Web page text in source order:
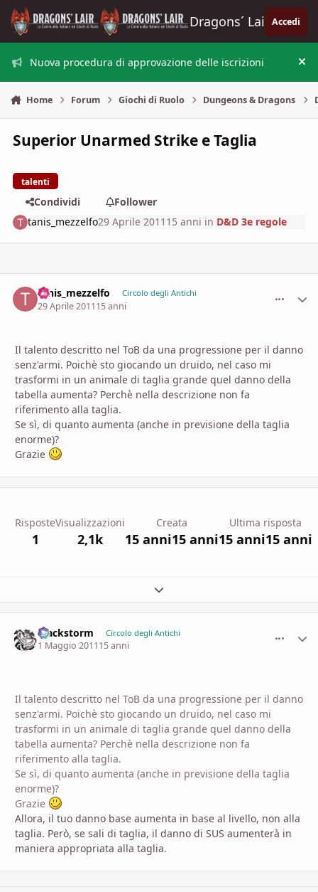
Vai al contenuto
Dragons´ Lair Accedi
Nuova procedura di approvazione delle iscrizioni
Home Forum Giochi di Ruolo Dungeons & Dragons
Superior Unarmed Strike e Taglia
talenti
Condividi
Follower
tanis_mezzelfo29 Aprile 2011 15 anni in D&D 3e regole
tanis_mezzelfo Circolo degli Antichi
29 Aprile 201115 anni
Il talento descritto nel ToB da una progressione per il danno
senz'armi. Poichè sto giocando un druido, nel caso mi
trasformi in un animale di taglia grande quel danno della
tabella aumenta? Perchè nella descrizione non fa
riferimento alla taglia.
Se sì, di quanto aumenta (anche in previsione della taglia
enorme)?
Grazie
Risposte
1
Visualizzazioni
2,1k
Creata
15 anni15 anni
Ultima risposta
15 anni15 anni
Espandi panoramica del topic
Blackstorm Circolo degli Antichi
1 Maggio 201115 anni
Il talento descritto nel ToB da una progressione per il danno
senz'armi. Poichè sto giocando un druido, nel caso mi
trasformi in un animale di taglia grande quel danno della
tabella aumenta? Perchè nella descrizione non fa
riferimento alla taglia.
Se sì, di quanto aumenta (anche in previsione della taglia
enorme)?
Grazie
Allora, il tuo danno base aumenta in base al livello, non alla
taglia. Però, se sali di taglia, il danno di SUS aumenterà in
maniera appropriata alla taglia.